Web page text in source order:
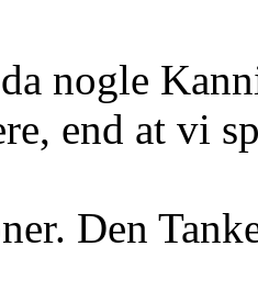
nogle
end at vi
Den